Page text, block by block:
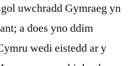
uwchradd Gymraeg yn
a does yno ddim
wedi eistedd ar y